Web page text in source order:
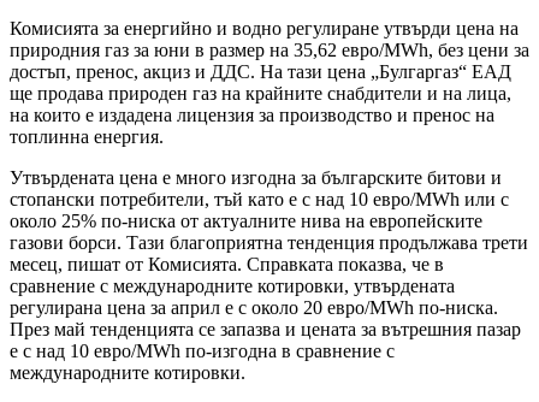
Комисията за енергийно и водно регулиране утвърди цена на
природния газ за юни в размер на 35,62 евро/MWh, без цени за
достъп, пренос, акциз и ДДС. На тази цена „Булгаргаз“ ЕАД
ще продава природен газ на крайните снабдители и на лица,
на които е издадена лицензия за производство и пренос на
топлинна енергия.
Утвърдената цена е много изгодна за българските битови и
стопански потребители, тъй като е с над 10 евро/MWh или с
около 25% по-ниска от актуалните нива на европейските
газови борси. Тази благоприятна тенденция продължава трети
месец, пишат от Комисията. Справката показва, че в
сравнение с международните котировки, утвърдената
регулирана цена за април е с около 20 евро/MWh по-ниска.
През май тенденцията се запазва и цената за вътрешния пазар
е с над 10 евро/MWh по-изгодна в сравнение с
международните котировки.